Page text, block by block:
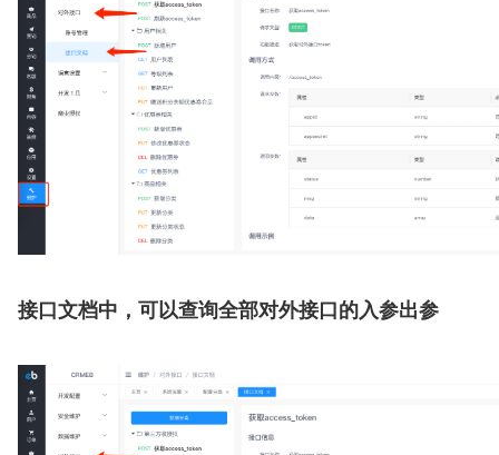
接口文档中，可以查询全部对外接口的入参出参